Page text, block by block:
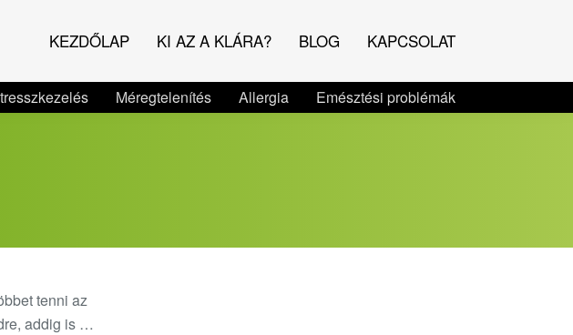
KEZDŐLAP KI AZ A KLÁRA? BLOG KAPCSOLAT
Méregtelenítés Allergia Emésztési problémák
tenni az
addig is …